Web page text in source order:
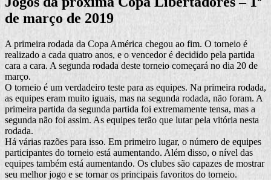
de março de 2019
A primeira rodada da Copa América chegou ao fim. O torneio é
realizado a cada quatro anos, e o vencedor é decidido pela partida
cara a cara. A segunda rodada deste torneio começará no dia 20 de
março.
O torneio é um verdadeiro teste para as equipes. Na primeira rodada,
as equipes eram muito iguais, mas na segunda rodada, não foram. A
primeira partida da segunda partida foi extremamente tensa, mas a
segunda não foi assim. As equipes terão que lutar pela vitória nesta
rodada.
Há várias razões para isso. Em primeiro lugar, o número de equipes
participantes do torneio está aumentando. Além disso, o nível das
equipes também está aumentando. Os clubes são capazes de mostrar
seu melhor jogo e se tornar os principais favoritos do torneio.